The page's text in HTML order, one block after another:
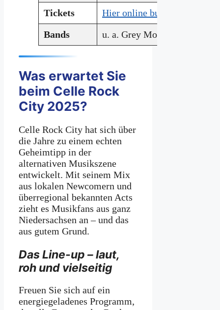
Tickets
Hier online buchen
Bands
u. a. Grey Moray, Gran
Was erwartet Sie
beim Celle Rock
City 2025?
Celle Rock City hat sich über
die Jahre zu einem echten
Geheimtipp in der
alternativen Musikszene
entwickelt. Mit seinem Mix
aus lokalen Newcomern und
überregional bekannten Acts
zieht es Musikfans aus ganz
Niedersachsen an – und das
aus gutem Grund.
Das Line-up – laut,
roh und vielseitig
Freuen Sie sich auf ein
energiegeladenes Programm,